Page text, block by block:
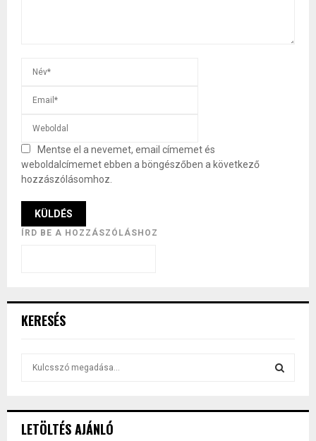
Mentse el a nevemet, email címemet és
weboldalcímemet ebben a böngészőben a következő
hozzászólásomhoz.
ÍRD BE A HOZZÁSZÓLÁSHOZ
KERESÉS
h
LETÖLTÉS AJÁNLÓ